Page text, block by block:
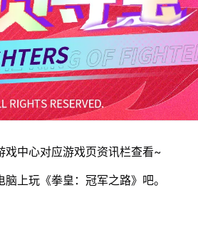
中心对应游戏页资讯栏查看~
上玩《拳皇：冠军之路》吧。